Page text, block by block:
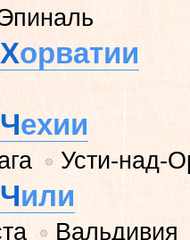
Хорватии
Чехии
• Усти-над-
Чили
• Вальдивия